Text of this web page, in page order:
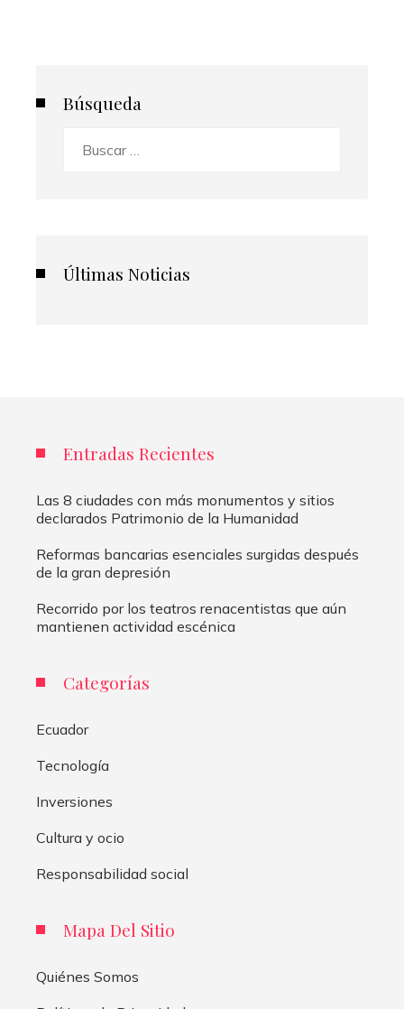
Búsqueda
Últimas Noticias
Entradas Recientes
Las 8 ciudades con más monumentos y sitios
declarados Patrimonio de la Humanidad
Reformas bancarias esenciales surgidas después
de la gran depresión
Recorrido por los teatros renacentistas que aún
mantienen actividad escénica
Categorías
Ecuador
Tecnología
Inversiones
Cultura y ocio
Responsabilidad social
Mapa Del Sitio
Quiénes Somos